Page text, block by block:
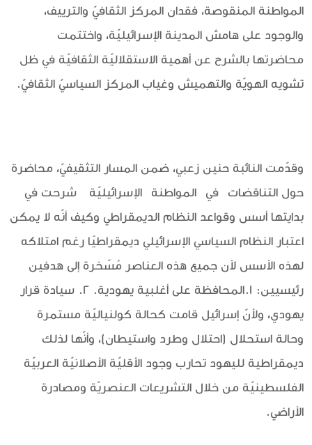
المواطنة المنقوصة، فقدان المركز الثقافيّ والترييف،
والوجود على هامش المدينة الإسرائيليّة، واختتمت
محاضرتها بالشرح عن أهمية الاستقلاليّة الثقافيّة في ظل
تشويه الهويّة والتهميش وغياب المركز السياسيّ الثقافيّ.
وقدّمت النائبة حنين زعبي، ضمن المسار التثقيفيّ، محاضرة
حول التناقضات في المواطنة الإسرائيليّة شرحت في
بدايتها أسس وقواعد النظام الديمقراطي وكيف أنّه لا يمكن
اعتبار النظام السياسي الإسرائيلي ديمقراطيًا رغم امتلاكه
لهذه الأسس لأن جميع هذه العناصر مُسّخرة إلى هدفين
رئيسيين: 1.المحافظة على أغلبية يهودية. 2. سيادة قرار
يهودي، ولأنّ إسرائيل قامت كحالة كولنياليّة مستمرة
وحالة استحلال (احتلال وطرد واستيطان)، وأنّها لذلك
ديمقراطية لليهود تحارب وجود الأقليّة الأصلانيّة العربيّة
الفلسطينيّة من خلال التشريعات العنصريّة ومصادرة
الأراضي.